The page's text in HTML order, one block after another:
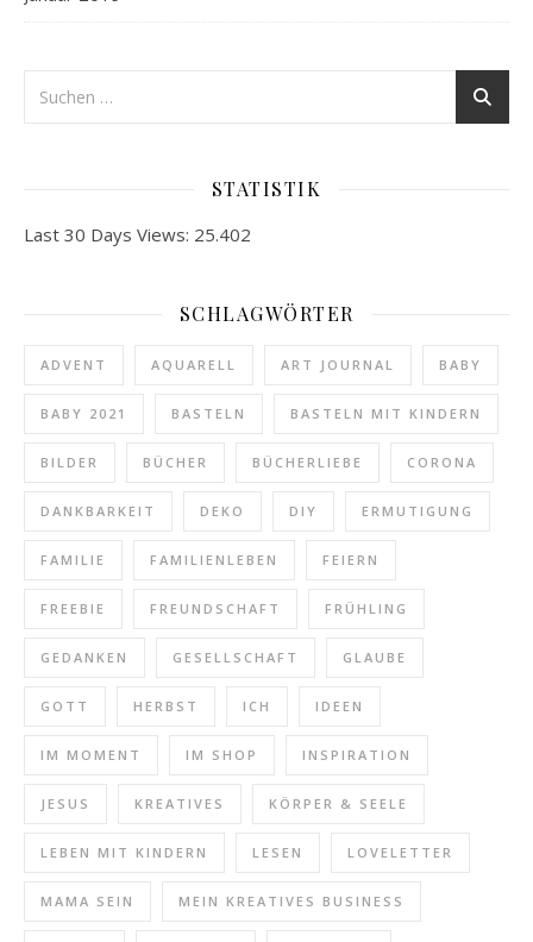
STATISTIK
Last 30 Days Views: 25.402
SCHLAGWÖRTER
ADVENT AQUARELL ART JOURNAL BABY
BABY 2021 BASTELN BASTELN MIT KINDERN
BILDER BÜCHER BÜCHERLIEBE CORONA
DANKBARKEIT DEKO DIY ERMUTIGUNG
FAMILIE FAMILIENLEBEN FEIERN
FREEBIE FREUNDSCHAFT FRÜHLING
GEDANKEN GESELLSCHAFT GLAUBE
GOTT HERBST ICH IDEEN
IM MOMENT IM SHOP INSPIRATION
JESUS KREATIVES KÖRPER & SEELE
LEBEN MIT KINDERN LESEN LOVELETTER
MAMA SEIN MEIN KREATIVES BUSINESS